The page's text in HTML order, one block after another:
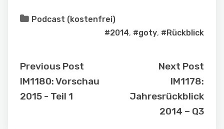
Podcast (kostenfrei)
#2014, #goty, #Rückblick
Previous Post
IM1180: Vorschau
2015 - Teil 1
Next Post
IM1178:
Jahresrückblick
2014 – Q3